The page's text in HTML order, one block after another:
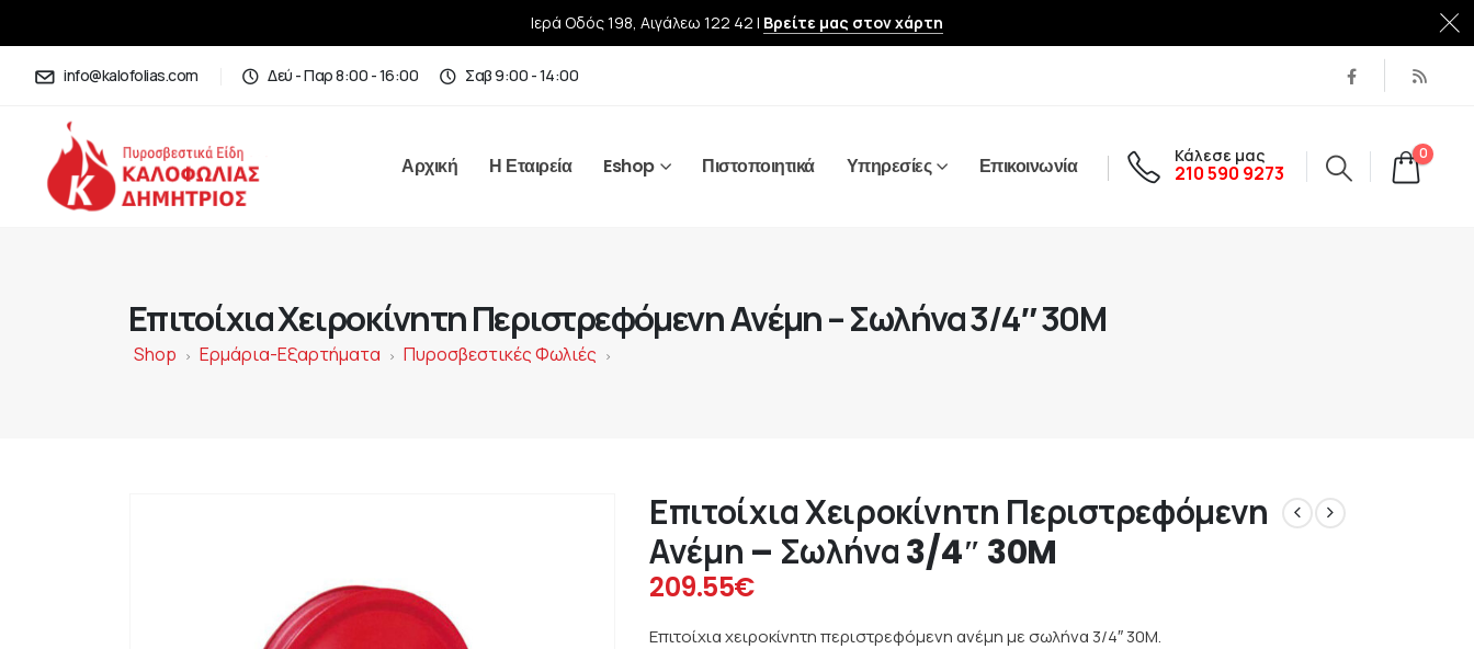
Ιερά Οδός 198, Αιγάλεω 122 42 | Βρείτε μας στον χάρτη
info@kalofolias.com Δεύ - Παρ 8:00 - 16:00 Σαβ 9:00 - 14:00
Αρχική Η Εταιρεία Eshop Πιστοποιητικά Υπηρεσίες Επικοινωνία Κάλεσε μας
210 590 9273
0
Επιτοίχια Χειροκίνητη Περιστρεφόμενη Ανέμη – Σωλήνα 3/4″ 30M
Shop > Ερμάρια-Εξαρτήματα > Πυροσβεστικές Φωλιές >
Επιτοίχια Χειροκίνητη Περιστρεφόμενη
Ανέμη – Σωλήνα 3/4″ 30M
209.55€
Επιτοίχια χειροκίνητη περιστρεφόμενη ανέμη με σωλήνα 3/4″ 30Μ.